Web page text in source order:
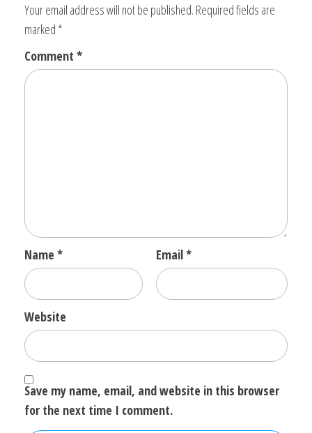
Your email address will not be published. Required fields are
marked *
Comment *
Name * Email*
Website
Save my name, email, and website in this browser
for the next time I comment.